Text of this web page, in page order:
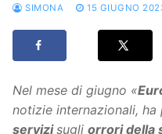
SIMONA 15 GIUGNO
Nel mese di giugno «
notizie internazionali, ha
servizisugli orrori della